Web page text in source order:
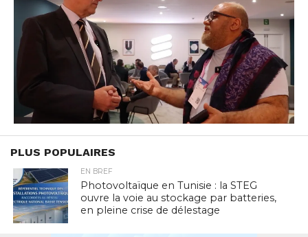
PLUS POPULAIRES
EN BREF
Photovoltaïque en Tunisie : la STEG
ouvre la voie au stockage par batteries,
en pleine crise de délestage